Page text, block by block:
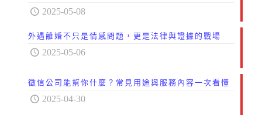
2025-05-08
外遇離婚不只是情感問題，更是法律與證據的戰場
2025-05-06
徵信公司能幫你什麼？常見用途與服務內容一次看懂
2025-04-30